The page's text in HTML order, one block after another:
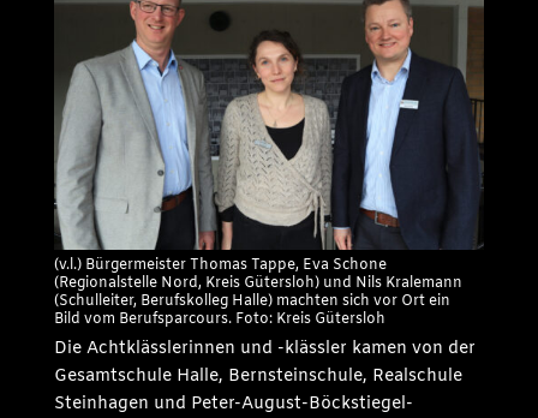
(v.l.) Bürgermeister Thomas Tappe, Eva Schone
(Regionalstelle Nord, Kreis Gütersloh) und Nils Kralemann
(Schulleiter, Berufskolleg Halle) machten sich vor Ort ein
Bild vom Berufsparcours. Foto: Kreis Gütersloh
Die Achtklässlerinnen und -klässler kamen von der
Gesamtschule Halle, Bernsteinschule, Realschule
Steinhagen und Peter-August-Böckstiegel-